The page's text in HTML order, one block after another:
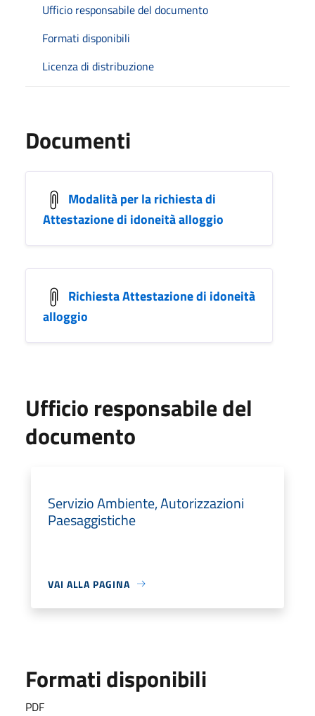
Ufficio responsabile del documento
Formati disponibili
Licenza di distribuzione
Documenti
Modalità per la richiesta di
Attestazione di idoneità alloggio
Richiesta Attestazione di idoneità
alloggio
Ufficio responsabile del
documento
Servizio Ambiente, Autorizzazioni
Paesaggistiche
VAI ALLA PAGINA
Formati disponibili
PDF